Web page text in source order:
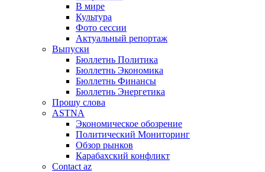
В мире
Культура
Фото сессии
Актуальный репортаж
Выпуски
Бюллетнь Политика
Бюллетнь Экономика
Бюллетнь Финансы
Бюллетнь Энергетика
Прошу слова
ASTNA
Экономическое обозрение
Политический Мониторинг
Обзор рынков
Карабахский конфликт
Contact az